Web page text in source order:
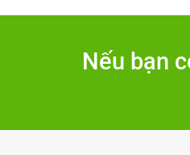
Nếu bạn